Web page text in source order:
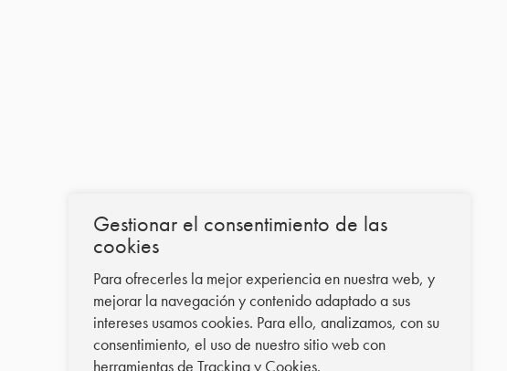
Gestionar el consentimiento de las
cookies
Para ofrecerles la mejor experiencia en nuestra web, y
mejorar la navegación y contenido adaptado a sus
intereses usamos cookies. Para ello, analizamos, con su
consentimiento, el uso de nuestro sitio web con
herramientas de Tracking y Cookies.